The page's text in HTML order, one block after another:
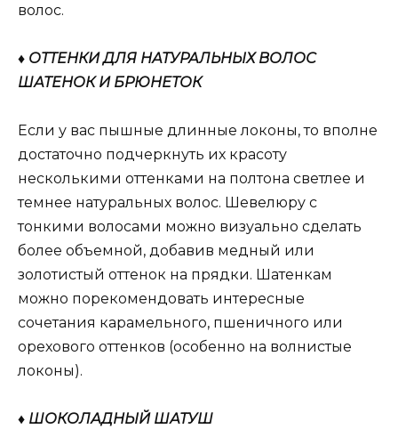
волос.
♦ ОТТЕНКИ ДЛЯ НАТУРАЛЬНЫХ ВОЛОС
ШАТЕНОК И БРЮНЕТОК
Если у вас пышные длинные локоны, то вполне
достаточно подчеркнуть их красоту
несколькими оттенками на полтона светлее и
темнее натуральных волос. Шевелюру с
тонкими волосами можно визуально сделать
более объемной, добавив медный или
золотистый оттенок на прядки. Шатенкам
можно порекомендовать интересные
сочетания карамельного, пшеничного или
орехового оттенков (особенно на волнистые
локоны).
♦ ШОКОЛАДНЫЙ ШАТУШ